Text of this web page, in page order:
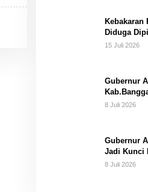
Kebakaran
Diduga
15 Juli 2026
Gubernur
8 Juli 2026
Gubernur
Jadi Kunci
8 Juli 2026